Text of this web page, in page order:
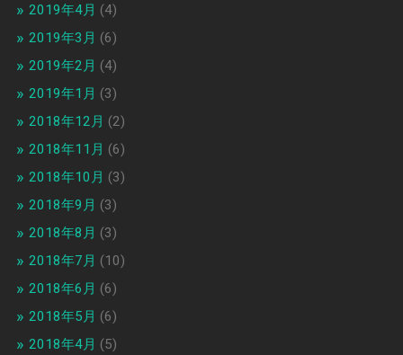
2019年4月 (4)
2019年3月 (6)
2019年2月 (4)
2019年1月 (3)
2018年12月 (2)
2018年11月 (6)
2018年10月 (3)
2018年9月 (3)
2018年8月 (3)
2018年7月 (10)
2018年6月 (6)
2018年5月 (6)
2018年4月 (5)